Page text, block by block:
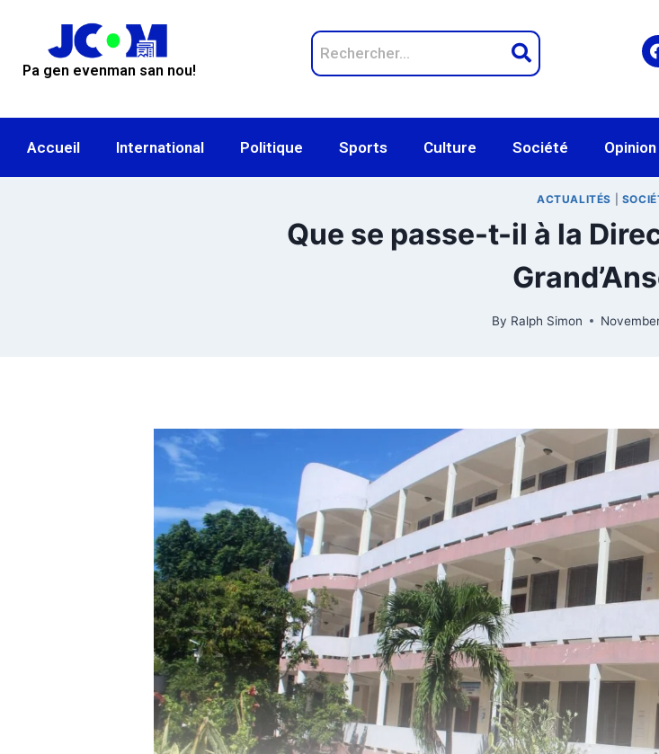
Pa gen evenman san nou!
Accueil International Politique Sports Culture Société Opinion
ACTUALITÉS
Que se passe-t-il à la
By Ralph Simon